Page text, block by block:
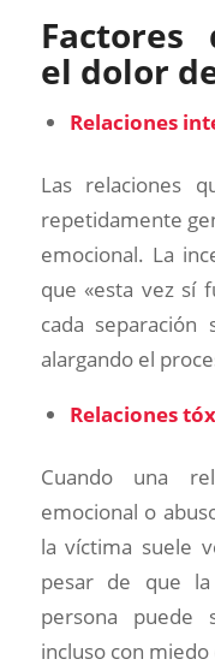
Factores
el dolor
Relaciones
Las relaciones
repetidamente
emocional. La
que «esta vez sí
cada separación
alargando el
Relaciones
Cuando una
emocional o
la víctima suele
pesar de que
persona puede
incluso con